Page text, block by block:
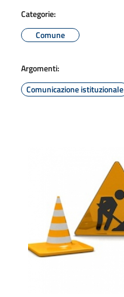
Categorie:
Comune
Argomenti:
Comunicazione istituzionale